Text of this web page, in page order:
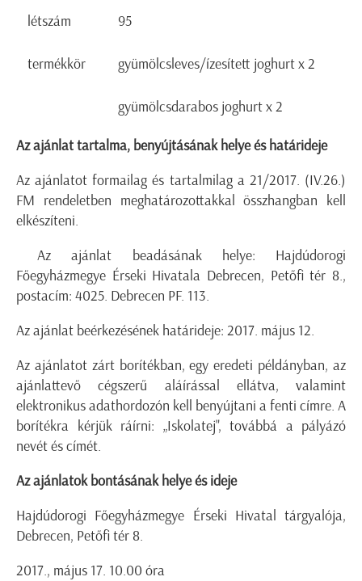
létszám 95
termékkör gyümölcsleves/ízesített joghurt x 2
gyümölcsdarabos joghurt x 2
Az ajánlat tartalma, benyújtásának helye és határideje
Az ajánlatot formailag és tartalmilag a 21/2017. (IV.26.)
FM rendeletben meghatározottakkal összhangban kell
elkészíteni.
Az ajánlat beadásának helye: Hajdúdorogi
Főegyházmegye Érseki Hivatala Debrecen, Petőfi tér 8.,
postacím: 4025. Debrecen PF. 113.
Az ajánlat beérkezésének határideje: 2017. május 12.
Az ajánlatot zárt borítékban, egy eredeti példányban, az
ajánlattevő cégszerű aláírással ellátva, valamint
elektronikus adathordozón kell benyújtani a fenti címre. A
borítékra kérjük ráírni: „Iskolatej", továbbá a pályázó
nevét és címét.
Az ajánlatok bontásának helye és ideje
Hajdúdorogi Főegyházmegye Érseki Hivatal tárgyalója,
Debrecen, Petőfi tér 8.
2017., május 17. 10.00 óra